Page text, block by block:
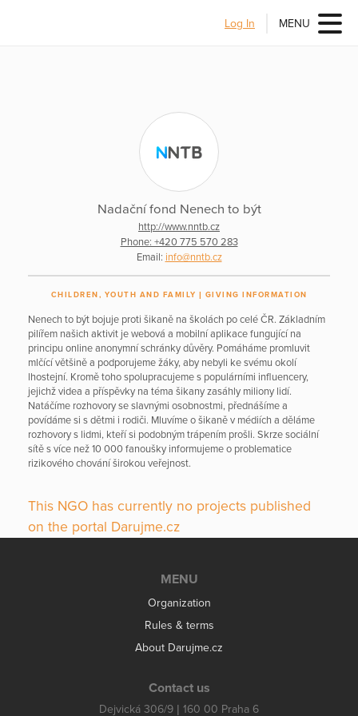
Log In MENU
Nadační fond Nenech to být
http://www.nntb.cz
Phone: +420 775 570 283
Email: info@nntb.cz
CHILDREN, YOUTH AND FAMILY GIVING INFORMATION
Nenech to být bojuje proti šikaně na školách po celé ČR. Základním
pilířem našich aktivit je webová a mobilní aplikace fungující na
principu online anonymní schránky důvěry. Pomáháme promluvit
mlčící většině a podporujeme žáky, aby nebyli ke svému okolí
lhostejní. Kromě toho spolupracujeme s populárními influencery,
jejichž videa a příspěvky na téma šikany zasáhly miliony lidí.
Natáčíme rozhovory se slavnými osobnostmi, přednášíme a
povídáme si s dětmi i rodiči. Mluvíme o šikaně v médiích a děláme
rozhovory s lidmi, kteří si podobným trápením prošli. Skrze sociální
sítě s více než 10 000 fanoušky informujeme o problematice
rizikového chování širokou veřejnost.
This NGO has currently no projects published
on the portal Darujme.cz
MENU
Organization
Rules & terms
About Darujme.cz
Contact us
Dejvická 306/9 | 160 00 Praha 6